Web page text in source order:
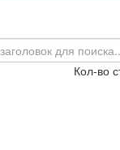
Кол-во